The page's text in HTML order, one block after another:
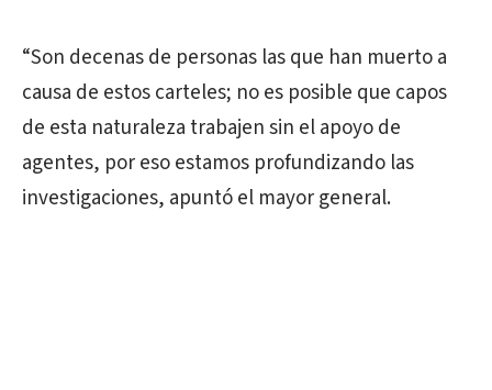
“Son decenas de personas las que han muerto a
causa de estos carteles; no es posible que capos
de esta naturaleza trabajen sin el apoyo de
agentes, por eso estamos profundizando las
investigaciones, apuntó el mayor general.